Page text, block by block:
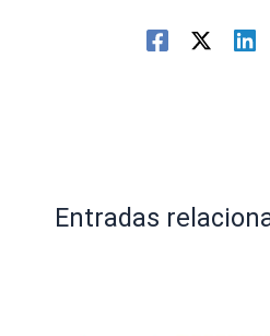
Entradas